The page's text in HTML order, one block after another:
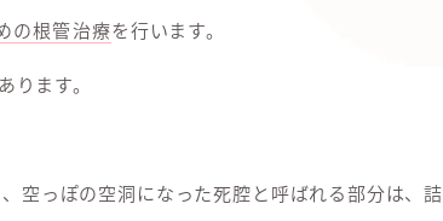
の根管治療を行います。
ます。
空っぽの空洞になった死腔と呼ばれる部分は、詰